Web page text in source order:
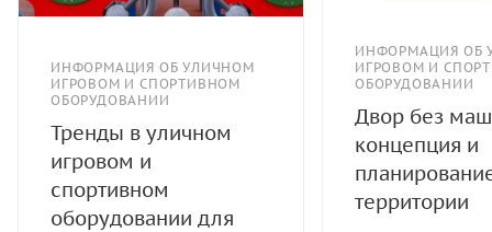
ИНФОРМАЦИЯ ОБ УЛИЧНОМ
ИГРОВОМ И СПОРТИВНОМ
ОБОРУДОВАНИИ
Тренды в уличном
игровом и
спортивном
оборудовании для
ИНФОРМАЦИЯ ОБ
ИГРОВОМ И
ОБОРУДОВАНИИ
Двор без
концепция и
территории